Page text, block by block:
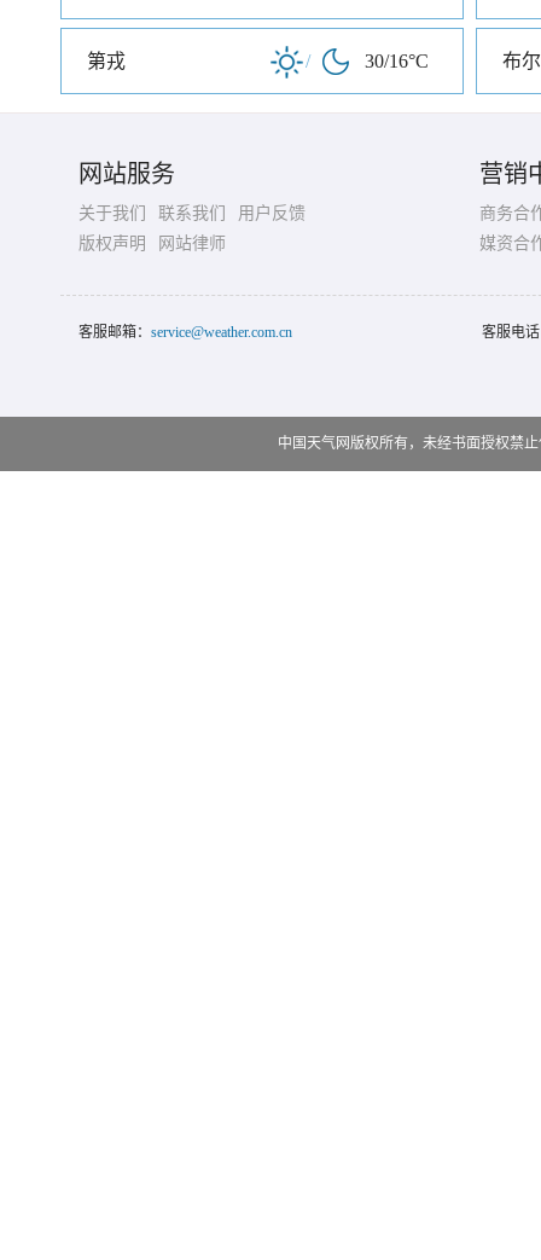
第戎 / 30/16°C 布
网站服务
关于我们 联系我们
用户反馈
版权声明
网站律师
营销
商务合
媒资合
客服邮箱： service@weather.com.cn 客服电
中国天气网版权所有，未经书面授权